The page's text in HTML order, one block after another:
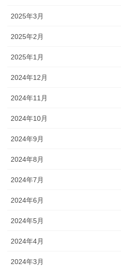
2025年3月
2025年2月
2025年1月
2024年12月
2024年11月
2024年10月
2024年9月
2024年8月
2024年7月
2024年6月
2024年5月
2024年4月
2024年3月